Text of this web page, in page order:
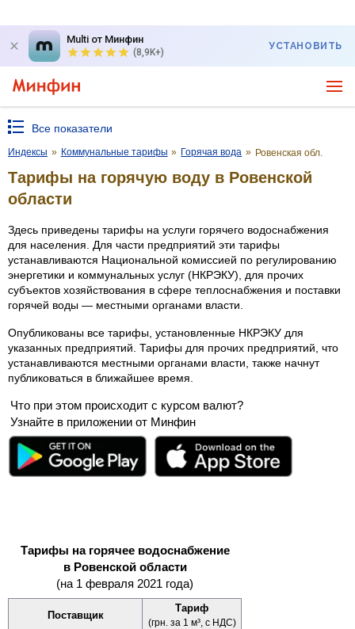
Multi от Минфин
(8,9K+)
УСТАНОВИТЬ
Все показатели
Индексы » Коммунальные тарифы » Горячая вода » Ровенская обл.
Тарифы на горячую воду в Ровенской
области
Здесь приведены тарифы на услуги горячего водоснабжения
для населения. Для части предприятий эти тарифы
устанавливаются Национальной комиссией по регулированию
энергетики и коммунальных услуг (НКРЭКУ), для прочих
субъектов хозяйствования в сфере теплоснабжения и поставки
горячей воды — местными органами власти.
Опубликованы все тарифы, установленные НКРЭКУ для
указанных предприятий. Тарифы для прочих предприятий, что
устанавливаются местными органами власти, также начнут
публиковаться в ближайшее время.
Что при этом происходит с курсом валют?
Узнайте в приложении от Минфин
Тарифы на горячее водоснабжение
в Ровенской области
(на 1 февраля 2021 года)
Поставщик
Тариф
(грн. за 1 м³, с НДС)